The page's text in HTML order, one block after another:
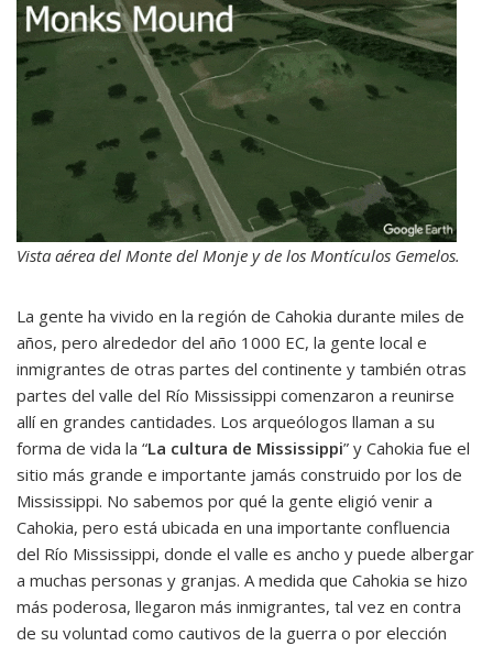
Vista aérea del Monte del Monje y de los Montículos Gemelos.
La gente ha vivido en la región de Cahokia durante miles de
años, pero alrededor del año 1000 EC, la gente local e
inmigrantes de otras partes del continente y también otras
partes del valle del Río Mississippi comenzaron a reunirse
allí en grandes cantidades. Los arqueólogos llaman a su
forma de vida la “La cultura de Mississippi” y Cahokia fue el
sitio más grande e importante jamás construido por los de
Mississippi. No sabemos por qué la gente eligió venir a
Cahokia, pero está ubicada en una importante confluencia
del Río Mississippi, donde el valle es ancho y puede albergar
a muchas personas y granjas. A medida que Cahokia se hizo
más poderosa, llegaron más inmigrantes, tal vez en contra
de su voluntad como cautivos de la guerra o por elección